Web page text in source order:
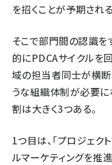
を招くことが予期される
そこで部門間の認識を
的にPDCAサイクルを
域の担当者同士が横断
うな組織体制が必要に
割は大きく3つある。
1つ目は、「プロジェク
ルマーケティングを推